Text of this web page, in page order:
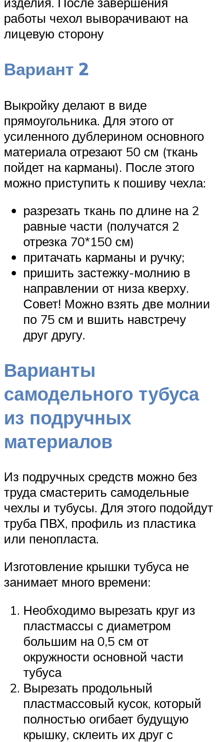
работы чехол выворачивают на
лицевую сторону
Вариант 2
Выкройку делают в виде
прямоугольника. Для этого от
усиленного дублерином основного
материала отрезают 50 см (ткань
пойдет на карманы). После этого
можно приступить к пошиву чехла:
разрезать ткань по длине на 2
равные части (получатся 2
отрезка 70*150 см)
притачать карманы и ручку;
пришить застежку-молнию в
направлении от низа кверху.
Совет! Можно взять две молнии
по 75 см и вшить навстречу
друг другу.
Варианты
самодельного тубуса
из подручных
материалов
Из подручных средств можно без
труда смастерить самодельные
чехлы и тубусы. Для этого подойдут
труба ПВХ, профиль из пластика
или пенопласта.
Изготовление крышки тубуса не
занимает много времени:
Необходимо вырезать круг из
пластмассы с диаметром
большим на 0,5 см от
окружности основной части
тубуса
Вырезать продольный
пластмассовый кусок, который
полностью огибает будущую
крышку, склеить их друг с